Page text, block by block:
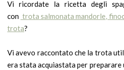
Vi ricordate la ricetta degli
con trota salmonata mandorle,
trota?
Vi avevo raccontato che la trota
era stata acquiastata per preparare